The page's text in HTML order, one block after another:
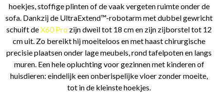
hoekjes, stoffige plinten of de vaak vergeten ruimte onder de
sofa. Dankzij de UltraExtend™-robotarm met dubbel gewricht
schuift deX60 Pro zijn dweil tot 18 cm en zijn zijborstel tot 12
cm uit. Zo bereikt hij moeiteloos en met haast chirurgische
precisie plaatsen onder lage meubels, rond tafelpoten en langs
muren. Een hele opluchting voor gezinnen met kinderen of
huisdieren: eindelijk een onberispelijke vloer zonder moeite,
tot in de kleinste hoekjes.